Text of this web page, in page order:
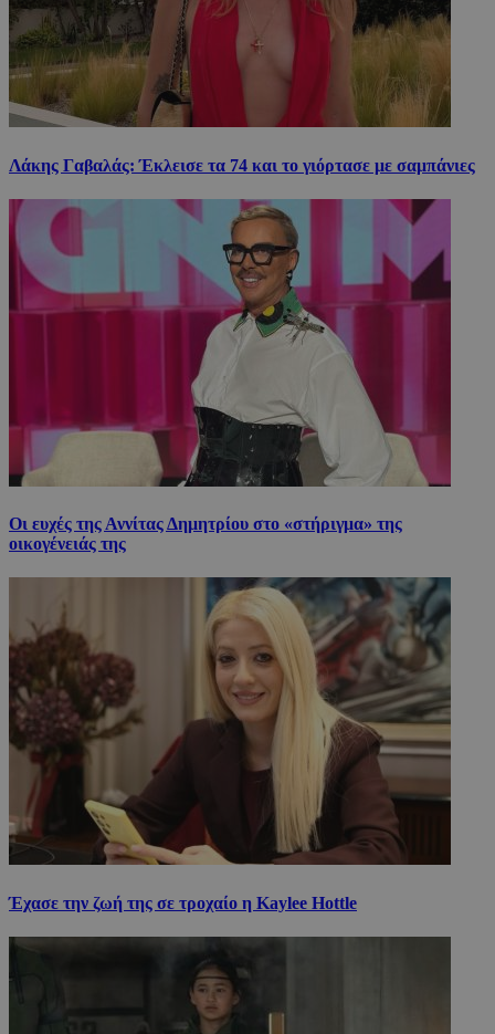
Λάκης Γαβαλάς: Έκλεισε τα 74 και το γιόρτασε με σαμπάνιες
Οι ευχές της Αννίτας Δημητρίου στο «στήριγμα» της
οικογένειάς της
Έχασε την ζωή της σε τροχαίο η Kaylee Hottle